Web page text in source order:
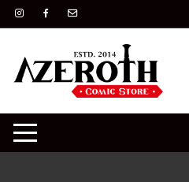
Saltar
al